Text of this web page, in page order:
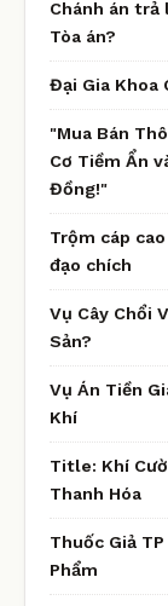
Chánh án trả
Tòa án?
Đại Gia Khoa
"Mua Bán
Cơ Tiềm Ẩn
Đồng!"
Trộm cáp
đạo chích
Vụ Cây Chổi
Sản?
Vụ Án Tiền
Khí
Title: Khí
Thanh Hóa
Thuốc Giả
Phẩm